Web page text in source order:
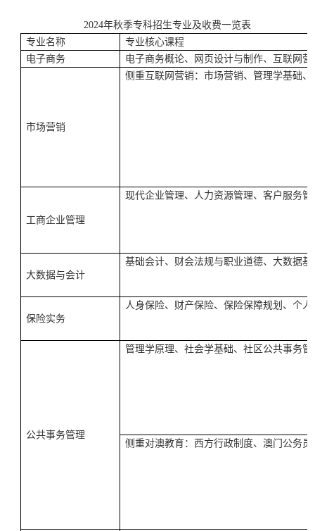
2024年秋季专科招生专业及收费一览表
专业名称
专业核心课程
电子商务
电子商务概论、网页设计与制作、互联网
市场营销
侧重互联网营销：市场营销、管理学基础
工商企业管理
现代企业管理、人力资源管理、客户服务
大数据与会计
基础会计、财会法规与职业道德、大数据
保险实务
人身保险、财产保险、保险保障规划、个
公共事务管理
管理学原理、社会学基础、社区公共事务
侧重对澳教育：西方行政制度、澳门公务